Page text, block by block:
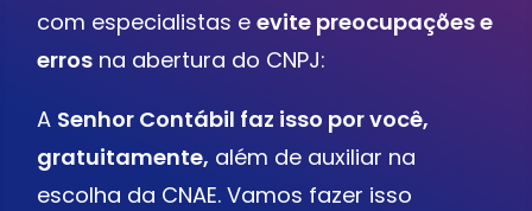
com especialistas eevite preocupações e
erros na abertura do CNPJ:
A Senhor Contábil faz isso por você,
gratuitamente, além de auxiliar na
escolha da CNAE. Vamos fazer isso